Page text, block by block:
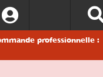
professionnelle :
S’identifier